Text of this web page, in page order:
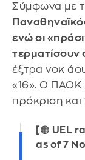
Σύμφωνα με
ενώ οι
τερματίσουν
έξτρα νοκ
«16». Ο ΠΑΟΚ
πρόκριση και
[🟠 UEL
as of 7